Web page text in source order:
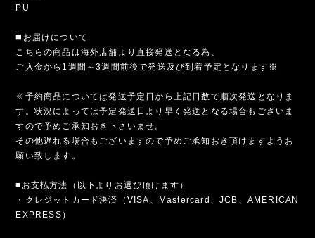
PU
◼️お届けについて
こちらの商品は海外店舗より直接発送となる為、
ご入金から1週間～3週間前後で発送及び到着予定となります※
※予約商品については発送予定日から上記日数で順次発送となりま
す。状況によっては予定発送日より早く発送となる場合もございま
すので予めご承知おき下さいませ。
その他遅れる場合もございますので予めご承知おき頂けますようお
願い致します。
■お支払方法（以下よりお選び頂けます）
・クレジットカード決済（VISA、Mastercard、JCB、AMERICAN
EXPRESS）